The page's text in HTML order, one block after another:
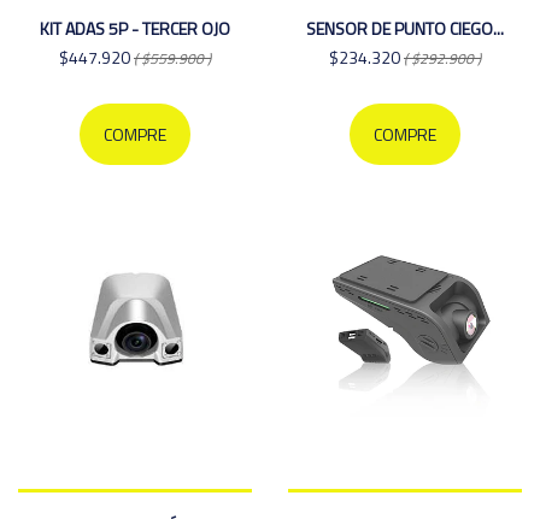
KIT ADAS 5P - TERCER OJO
$447.920( $559.900 )
COMPRE
SENSOR DE PUNTO CIEGO...
$234.320( $292.900 )
COMPRE